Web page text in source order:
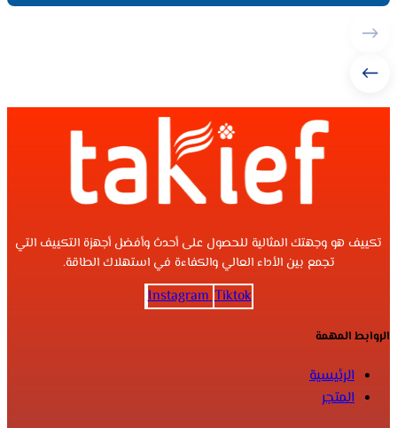
تكييف هو وجهتك المثالية للحصول على أحدث وأفضل أجهزة التكييف التي
تجمع بين الأداء العالي والكفاءة في استهلاك الطاقة.
Instagram Tiktok
الروابط المهمة
الرئيسية
المتجر